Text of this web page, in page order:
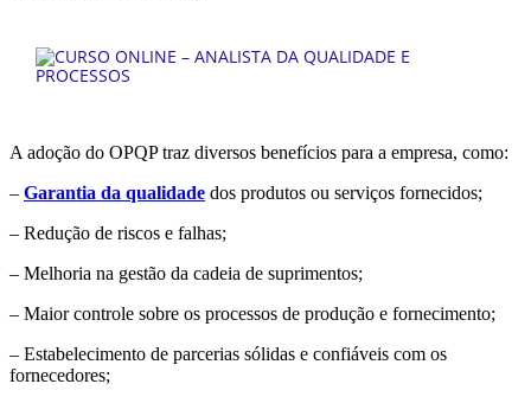
A adoção do OPQP traz diversos benefícios para a empresa, como:
– Garantia da qualidade dos produtos ou serviços fornecidos;
– Redução de riscos e falhas;
– Melhoria na gestão da cadeia de suprimentos;
– Maior controle sobre os processos de produção e fornecimento;
– Estabelecimento de parcerias sólidas e confiáveis com os
fornecedores;